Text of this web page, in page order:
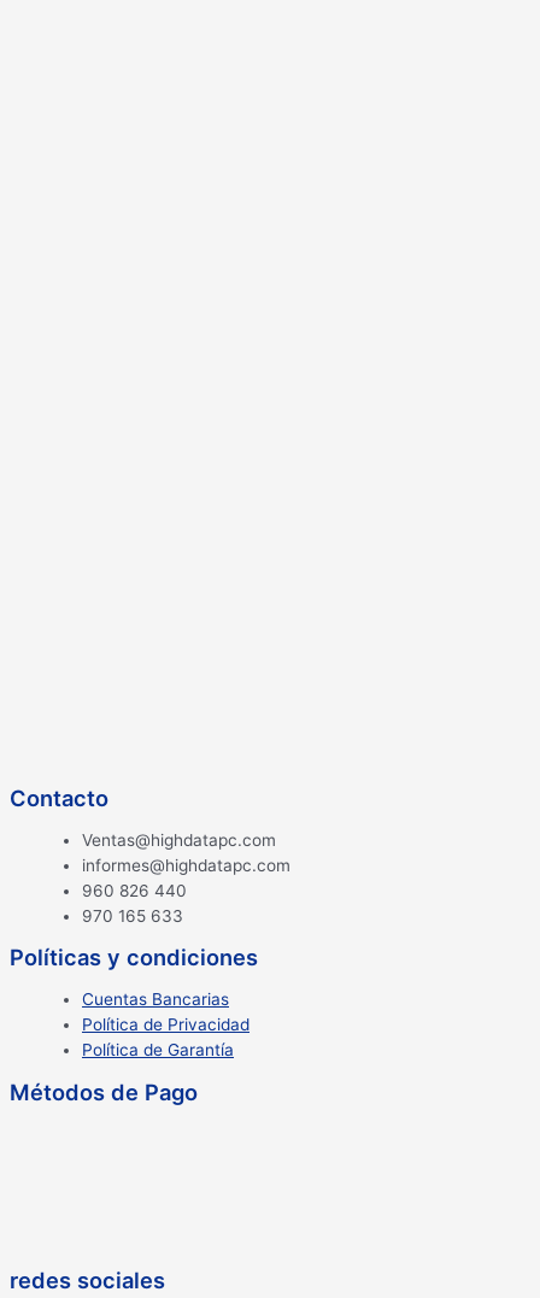
Contacto
Ventas@highdatapc.com
informes@highdatapc.com
960 826 440
970 165 633
Políticas y condiciones
Cuentas Bancarias
Política de Privacidad
Política de Garantía
Métodos de Pago
redes sociales